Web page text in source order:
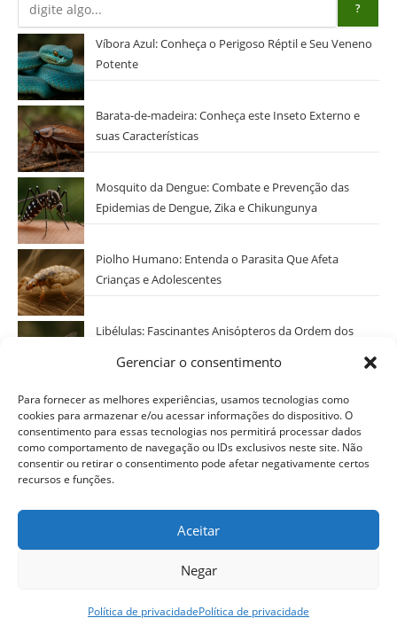
Gerenciar o consentimento
Para fornecer as melhores experiências, usamos tecnologias como
cookies para armazenar e/ou acessar informações do dispositivo. O
consentimento para essas tecnologias nos permitirá processar dados
como comportamento de navegação ou IDs exclusivos neste site. Não
consentir ou retirar o consentimento pode afetar negativamente certos
recursos e funções.
Aceitar
Negar
Política de privacidadePolítica de privacidade
?
Víbora Azul: Conheça o Perigoso Réptil e Seu Veneno
Potente
Barata-de-madeira: Conheça este Inseto Externo e
suas Características
Mosquito da Dengue: Combate e Prevenção das
Epidemias de Dengue, Zika e Chikungunya
Piolho Humano: Entenda o Parasita Que Afeta
Crianças e Adolescentes
Libélulas: Fascinantes Anisópteros da Ordem dos
Categorias
Selecionar Categoria